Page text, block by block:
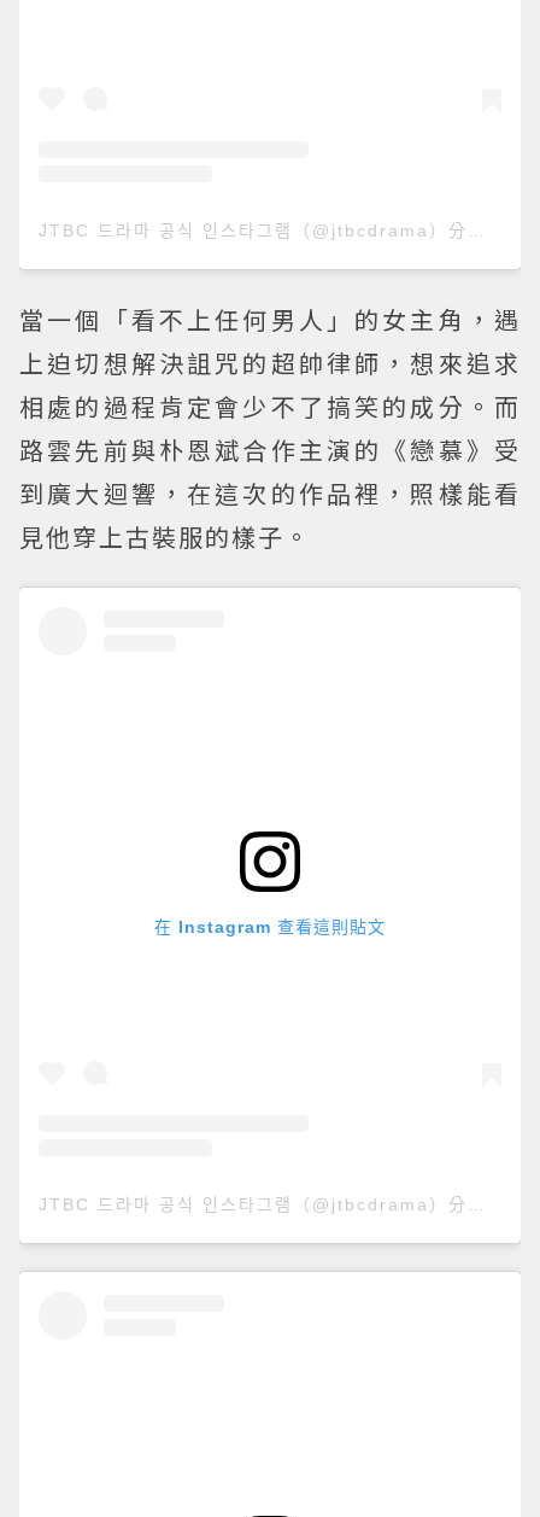
當一個「看不上任何男人」的女主角，遇
上迫切想解決詛咒的超帥律師，想來追求
相處的過程肯定會少不了搞笑的成分。而
路雲先前與朴恩斌合作主演的《戀慕》受
到廣大迴響，在這次的作品裡，照樣能看
見他穿上古裝服的樣子。
在 Instagram 查看這則貼文